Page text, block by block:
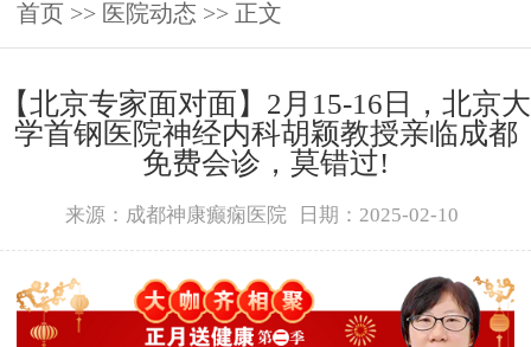
首页 >> 医院动态 >> 正文
【北京专家面对面】2月15-16日，北京大
学首钢医院神经内科胡颖教授亲临成都
免费会诊，莫错过!
来源：成都神康癫痫医院 日期：2025-02-10